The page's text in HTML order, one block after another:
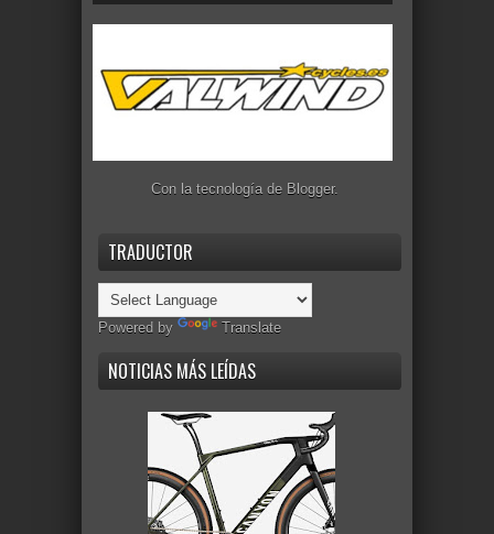
Con la tecnología de Blogger.
TRADUCTOR
Powered by Translate
NOTICIAS MÁS LEÍDAS